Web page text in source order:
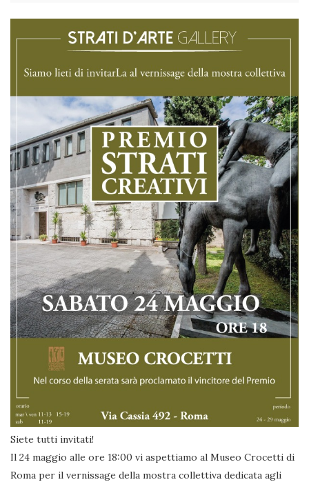
Siete tutti invitati!
Il 24 maggio alle ore 18:00 vi aspettiamo al Museo Crocetti di
Roma per il vernissage della mostra collettiva dedicata agli